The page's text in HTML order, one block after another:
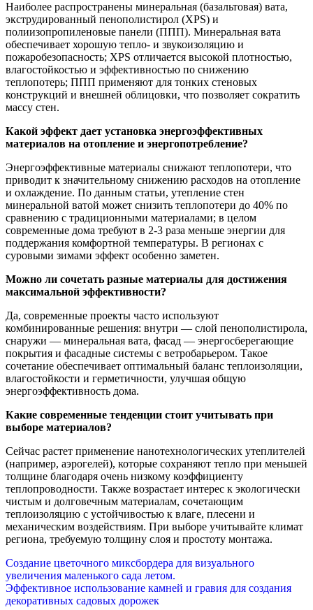
Наиболее распространены минеральная (базальтовая) вата,
экструдированный пенополистирол (XPS) и
полиизопропиленовые панели (ППП). Минеральная вата
обеспечивает хорошую тепло- и звукоизоляцию и
пожаробезопасность; XPS отличается высокой плотностью,
влагостойкостью и эффективностью по снижению
теплопотерь; ППП применяют для тонких стеновых
конструкций и внешней облицовки, что позволяет сократить
массу стен.
Какой эффект дает установка энергоэффективных
материалов на отопление и энергопотребление?
Энергоэффективные материалы снижают теплопотери, что
приводит к значительному снижению расходов на отопление
и охлаждение. По данным статьи, утепление стен
минеральной ватой может снизить теплопотери до 40% по
сравнению с традиционными материалами; в целом
современные дома требуют в 2-3 раза меньше энергии для
поддержания комфортной температуры. В регионах с
суровыми зимами эффект особенно заметен.
Можно ли сочетать разные материалы для достижения
максимальной эффективности?
Да, современные проекты часто используют
комбинированные решения: внутри — слой пенополистирола,
снаружи — минеральная вата, фасад — энергосберегающие
покрытия и фасадные системы с ветробарьером. Такое
сочетание обеспечивает оптимальный баланс теплоизоляции,
влагостойкости и герметичности, улучшая общую
энергоэффективность дома.
Какие современные тенденции стоит учитывать при
выборе материалов?
Сейчас растет применение нанотехнологических утеплителей
(например, аэрогелей), которые сохраняют тепло при меньшей
толщине благодаря очень низкому коэффициенту
теплопроводности. Также возрастает интерес к экологически
чистым и долговечным материалам, сочетающим
теплоизоляцию с устойчивостью к влаге, плесени и
механическим воздействиям. При выборе учитывайте климат
региона, требуемую толщину слоя и простоту монтажа.
Навигация
по
Создание цветочного миксбордера для визуального
увеличения маленького сада летом.
Эффективное использование камней и гравия для создания
декоративных садовых дорожек